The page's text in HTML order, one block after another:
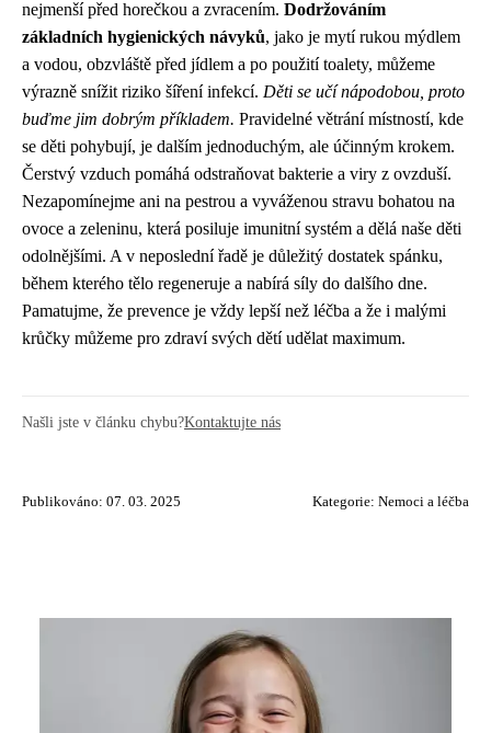
nejmenší před horečkou a zvracením. Dodržováním
základních hygienických návyků, jako je mytí rukou mýdlem
a vodou, obzvláště před jídlem a po použití toalety, můžeme
výrazně snížit riziko šíření infekcí. Děti se učí nápodobou, proto
buďme jim dobrým příkladem. Pravidelné větrání místností, kde
se děti pohybují, je dalším jednoduchým, ale účinným krokem.
Čerstvý vzduch pomáhá odstraňovat bakterie a viry z ovzduší.
Nezapomínejme ani na pestrou a vyváženou stravu bohatou na
ovoce a zeleninu, která posiluje imunitní systém a dělá naše děti
odolnějšími. A v neposlední řadě je důležitý dostatek spánku,
během kterého tělo regeneruje a nabírá síly do dalšího dne.
Pamatujme, že prevence je vždy lepší než léčba a že i malými
krůčky můžeme pro zdraví svých dětí udělat maximum.
Našli jste v článku chybu?Kontaktujte nás
Publikováno: 07. 03. 2025 Kategorie: Nemoci a léčba